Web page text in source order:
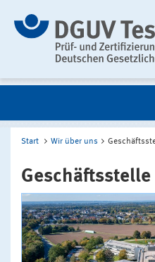
Start Wir über uns
Geschäftsstelle